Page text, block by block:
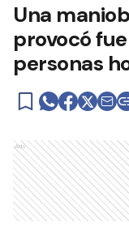
Una
provocó
personas
Ads